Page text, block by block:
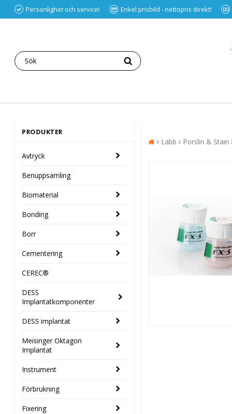
Personlighet och service! Enkel prisbild - nettopris direkt!
PRODUKTER
Avtryck
Benuppsamling
Biomaterial
Bonding
Borr
Cementering
CEREC®
DESS
Implantatkomponenter
DESS implantat
Meisinger Oktagon
Implantat
Instrument
Förbrukning
Fixering
Labb Porslin & Stain